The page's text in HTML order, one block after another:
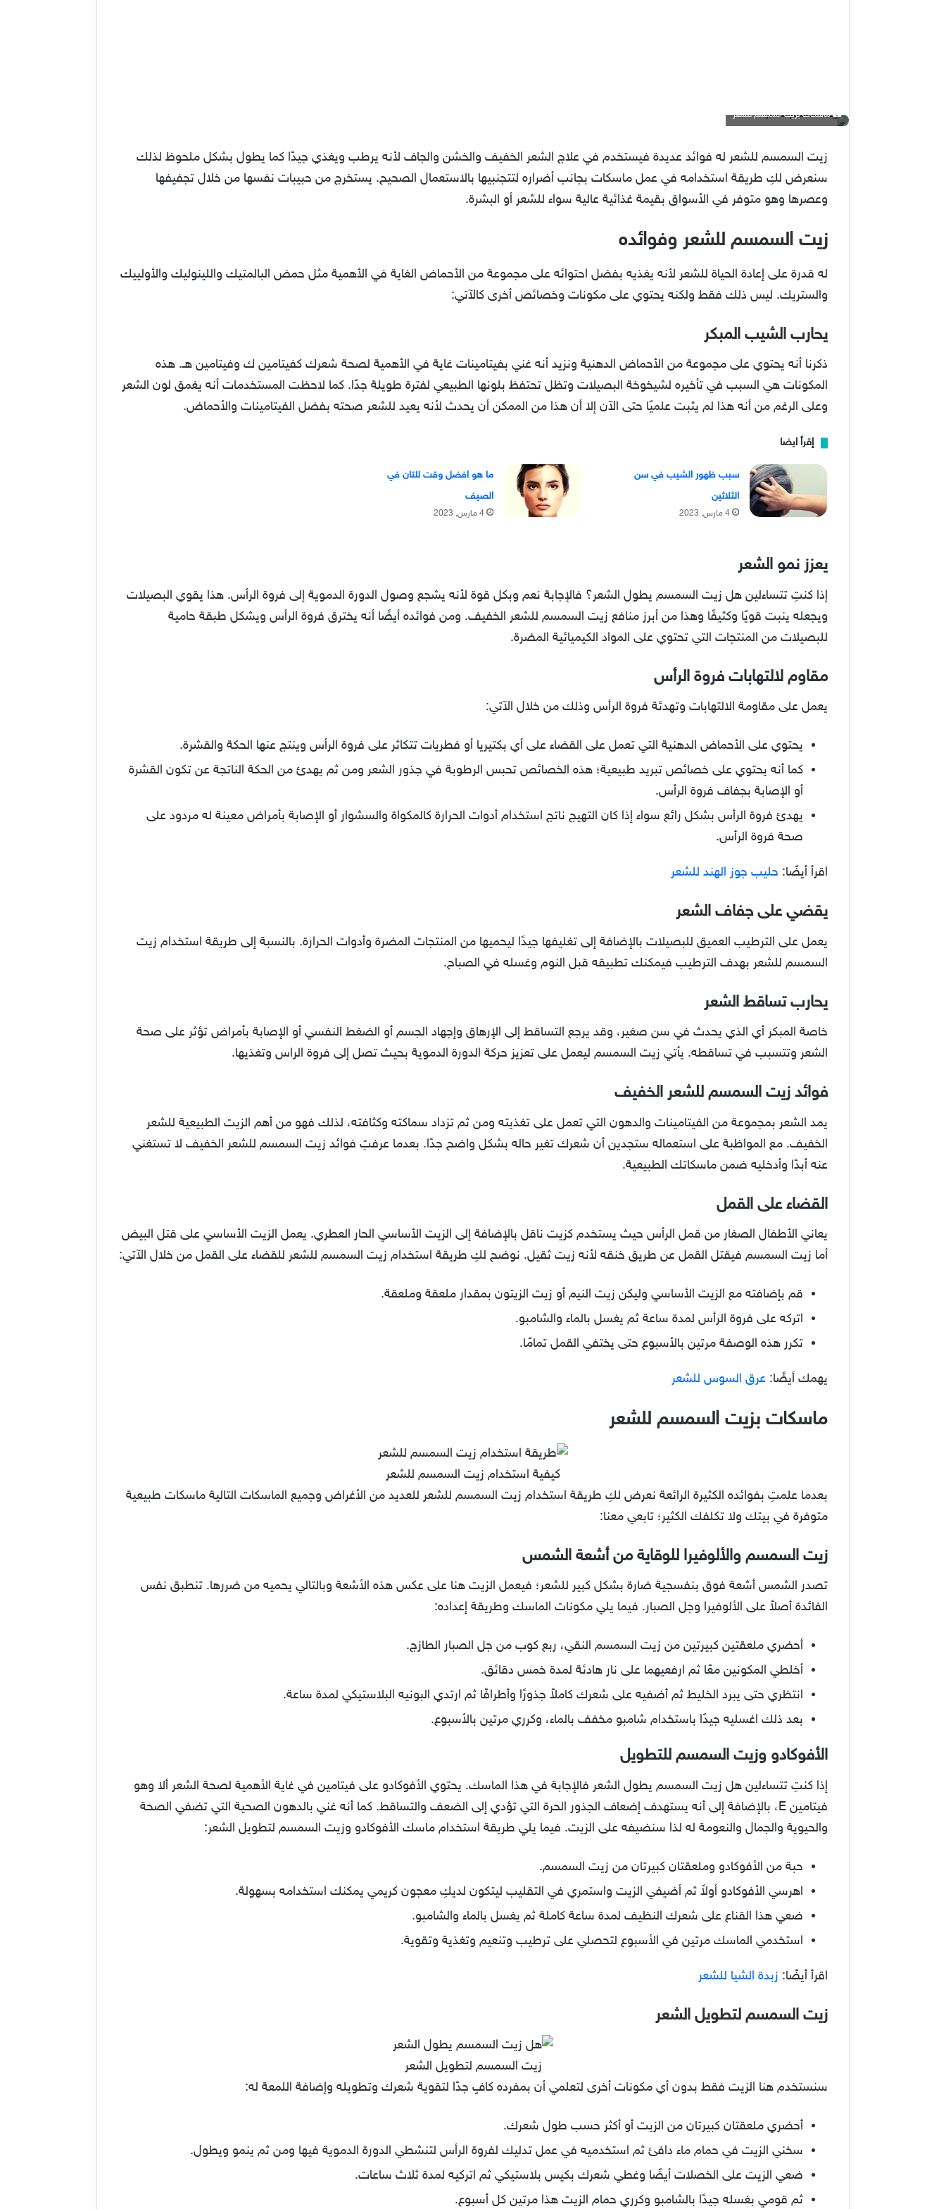
ماسكات بزيت السمسم للشعر
زيت السمسم للشعر له فوائد عديدة فيستخدم في علاج الشعر الخفيف والخشن والجاف لأنه يرطب ويغذي جيدًا كما يطول بشكل ملحوظ لذلك
سنعرض لكِ طريقة استخدامه في عمل ماسكات بجانب أضراره لتتجنبيها بالاستعمال الصحيح. يستخرج من حبيبات نفسها من خلال تجفيفها
وعصرها وهو متوفر في الأسواق بقيمة غذائية عالية سواء للشعر أو البشرة.
زيت السمسم للشعر وفوائده
له قدرة على إعادة الحياة للشعر لأنه يغذيه بفضل احتوائه على مجموعة من الأحماض الغاية في الأهمية مثل حمض البالمتيك واللينوليك والأولييك
والستريك. ليس ذلك فقط ولكنه يحتوي على مكونات وخصائص أخرى كالآتي:
يحارب الشيب المبكر
ذكرنا أنه يحتوي على مجموعة من الأحماض الدهنية ونزيد أنه غني بفيتامينات غاية في الأهمية لصحة شعرك كفيتامين ك وفيتامين هـ. هذه
المكونات هي السبب في تأخيره لشيخوخة البصيلات وتظل تحتفظ بلونها الطبيعي لفترة طويلة جدًا. كما لاحظت المستخدمات أنه يغمق لون الشعر
وعلى الرغم من أنه هذا لم يثبت علميًا حتى الآن إلا أن هذا من الممكن أن يحدث لأنه يعيد للشعر صحته بفضل الفيتامينات والأحماض.
إقرأ ايضا
سبب ظهور الشيب في سن
الثلاثين
4 مارس, 2023
ما هو افضل وقت للتان في
الصيف
4 مارس, 2023
يعزز نمو الشعر
إذا كنتِ تتساءلين هل زيت السمسم يطول الشعر؟ فالإجابة نعم وبكل قوة لأنه يشجع وصول الدورة الدموية إلى فروة الرأس. هذا يقوي البصيلات
ويجعله ينبت قويًا وكثيفًا وهذا من أبرز منافع زيت السمسم للشعر الخفيف. ومن فوائده أيضًا أنه يخترق فروة الرأس ويشكل طبقة حامية
للبصيلات من المنتجات التي تحتوي على المواد الكيميائية المضرة.
مقاوم لالتهابات فروة الرأس
يعمل على مقاومة الالتهابات وتهدئة فروة الرأس وذلك من خلال الآتي:
يحتوي على الأحماض الدهنية التي تعمل على القضاء على أي بكتيريا أو فطريات تتكاثر على فروة الرأس وينتج عنها الحكة والقشرة.
كما أنه يحتوي على خصائص تبريد طبيعية؛ هذه الخصائص تحبس الرطوبة في جذور الشعر ومن ثم يهدئ من الحكة الناتجة عن تكون القشرة
أو الإصابة بجفاف فروة الرأس.
يهدئ فروة الرأس بشكل رائع سواء إذا كان التهيج ناتج استخدام أدوات الحرارة كالمكواة والسشوار أو الإصابة بأمراض معينة له مردود على
صحة فروة الرأس.
اقرأ أيضًا: حليب جوز الهند للشعر
يقضي على جفاف الشعر
يعمل على الترطيب العميق للبصيلات بالإضافة إلى تغليفها جيدًا ليحميها من المنتجات المضرة وأدوات الحرارة. بالنسبة إلى طريقة استخدام زيت
السمسم للشعر بهدف الترطيب فيمكنك تطبيقه قبل النوم وغسله في الصباح.
يحارب تساقط الشعر
خاصة المبكر أي الذي يحدث في سن صغير، وقد يرجع التساقط إلى الإرهاق وإجهاد الجسم أو الضغط النفسي أو الإصابة بأمراض تؤثر على صحة
الشعر وتتسبب في تساقطه. يأتي زيت السمسم ليعمل على تعزيز حركة الدورة الدموية بحيث تصل إلى فروة الراس وتغذيها.
فوائد زيت السمسم للشعر الخفيف
يمد الشعر بمجموعة من الفيتامينات والدهون التي تعمل على تغذيته ومن ثم تزداد سماكته وكثافته، لذلك فهو من أهم الزيت الطبيعية للشعر
الخفيف. مع المواظبة على استعماله ستجدين أن شعرك تغير حاله بشكل واضح جدًا. بعدما عرفتِ فوائد زيت السمسم للشعر الخفيف لا تستغني
عنه أبدًا وأدخليه ضمن ماسكاتك الطبيعية.
القضاء على القمل
يعاني الأطفال الصغار من قمل الرأس حيث يستخدم كزيت ناقل بالإضافة إلى الزيت الأساسي الحار العطري. يعمل الزيت الأساسي على قتل البيض
أما زيت السمسم فيقتل القمل عن طريق خنقه لأنه زيت ثقيل. نوضح لكِ طريقة استخدام زيت السمسم للشعر للقضاء على القمل من خلال الآتي:
قم بإضافته مع الزيت الأساسي وليكن زيت النيم أو زيت الزيتون بمقدار ملعقة وملعقة.
اتركه على فروة الرأس لمدة ساعة ثم يغسل بالماء والشامبو.
تكرر هذه الوصفة مرتين بالأسبوع حتى يختفي القمل تمامًا.
يهمك أيضًا: عرق السوس للشعر
ماسكات بزيت السمسم للشعر
كيفية استخدام زيت السمسم للشعر
بعدما علمتِ بفوائده الكثيرة الرائعة نعرض لكِ طريقة استخدام زيت السمسم للشعر للعديد من الأغراض وجميع الماسكات التالية ماسكات طبيعية
متوفرة في بيتك ولا تكلفك الكثير؛ تابعي معنا:
زيت السمسم والألوفيرا للوقاية من أشعة الشمس
تصدر الشمس أشعة فوق بنفسجية ضارة بشكل كبير للشعر؛ فيعمل الزيت هنا على عكس هذه الأشعة وبالتالي يحميه من ضررها. تنطبق نفس
الفائدة أصلاً على الألوفيرا وجل الصبار. فيما يلي مكونات الماسك وطريقة إعداده:
أحضري ملعقتين كبيرتين من زيت السمسم النقي، ربع كوب من جل الصبار الطازج.
أخلطي المكونين معًا ثم ارفعيهما على نار هادئة لمدة خمس دقائق.
انتظري حتى يبرد الخليط ثم أضفيه على شعرك كاملاً جذورًا وأطرافًا ثم ارتدي البونيه البلاستيكي لمدة ساعة.
بعد ذلك اغسليه جيدًا باستخدام شامبو مخفف بالماء، وكرري مرتين بالأسبوع.
الأفوكادو وزيت السمسم للتطويل
إذا كنتِ تتساءلين هل زيت السمسم يطول الشعر فالإجابة في هذا الماسك. يحتوي الأفوكادو على فيتامين في غاية الأهمية لصحة الشعر ألا وهو
فيتامين E، بالإضافة إلى أنه يستهدف إضعاف الجذور الحرة التي تؤدي إلى الضعف والتساقط. كما أنه غني بالدهون الصحية التي تضفي الصحة
والحيوية والجمال والنعومة له لذا سنضيفه على الزيت. فيما يلي طريقة استخدام ماسك الأفوكادو وزيت السمسم لتطويل الشعر:
حبة من الأفوكادو وملعقتان كبيرتان من زيت السمسم.
اهرسي الأفوكادو أولاً ثم أضيفي الزيت واستمري في التقليب ليتكون لديكِ معجون كريمي يمكنك استخدامه بسهولة.
ضعي هذا القناع على شعرك النظيف لمدة ساعة كاملة ثم يغسل بالماء والشامبو.
استخدمي الماسك مرتين في الأسبوع لتحصلي على ترطيب وتنعيم وتغذية وتقوية.
اقرأ أيضًا: زبدة الشيا للشعر
زيت السمسم لتطويل الشعر
زيت السمسم لتطويل الشعر
سنستخدم هنا الزيت فقط بدون أي مكونات أخرى لتعلمي أن بمفرده كافٍ جدًا لتقوية شعرك وتطويله وإضافة اللمعة له:
أحضري ملعقتان كبيرتان من الزيت أو أكثر حسب طول شعرك.
سخني الزيت في حمام ماء دافئ ثم استخدميه في عمل تدليك لفروة الرأس لتنشطي الدورة الدموية فيها ومن ثم ينمو ويطول.
ضعي الزيت على الخصلات أيضًا وغطي شعرك بكيس بلاستيكي ثم اتركيه لمدة ثلاث ساعات.
ثم قومي بغسله جيدًا بالشامبو وكرري حمام الزيت هذا مرتين كل أسبوع.